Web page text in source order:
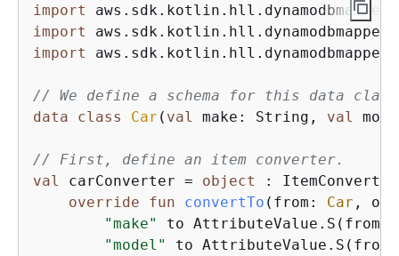
import
import
import
// We define a schema for this data
data
class Car ( val make: String, val
// First, define an item converter.
val
carConverter = object
:
override
fun convertTo (from: Car ,
"make"
to
"model"
to